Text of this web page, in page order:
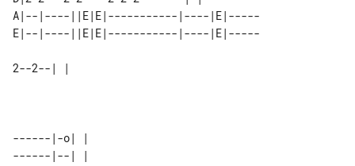
A|--|----||E|E|-----------|----|E|-----
E|--|----||E|E|-----------|----|E|-----
2--2--| |
------|-o| |
------|--| |